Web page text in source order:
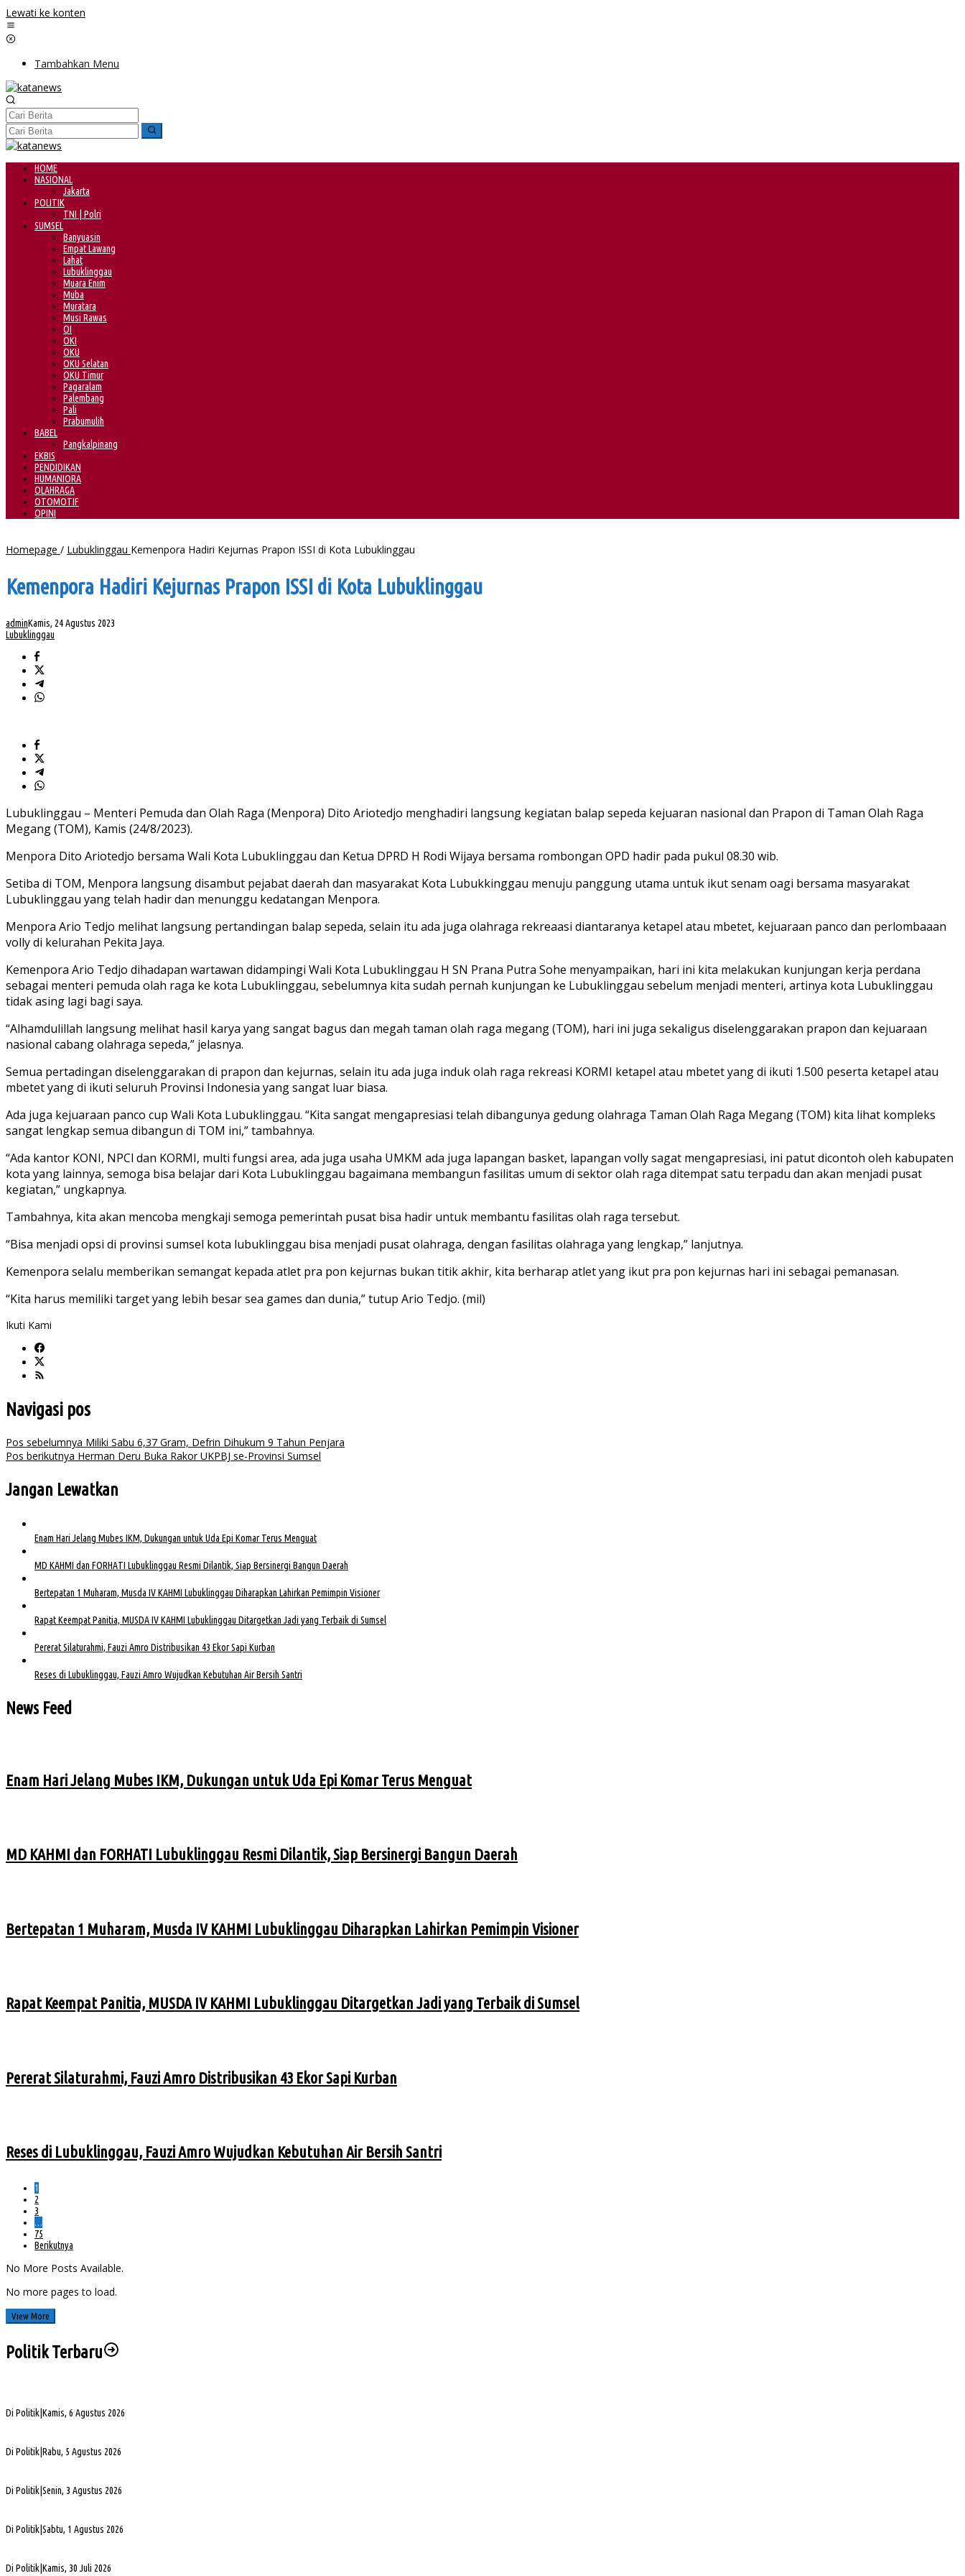
Lewati ke konten
Tambahkan Menu
HOME
NASIONAL
Jakarta
POLITIK
TNI | Polri
SUMSEL
Banyuasin
Empat Lawang
Lahat
Lubuklinggau
Muara Enim
Muba
Muratara
Musi Rawas
OI
OKI
OKU
OKU Selatan
OKU Timur
Pagaralam
Palembang
Pali
Prabumulih
BABEL
Pangkalpinang
EKBIS
PENDIDIKAN
HUMANIORA
OLAHRAGA
OTOMOTIF
OPINI
Homepage / Lubuklinggau Kemenpora Hadiri Kejurnas Prapon ISSI di Kota Lubuklinggau
Kemenpora Hadiri Kejurnas Prapon ISSI di Kota Lubuklinggau
adminKamis, 24 Agustus 2023
Lubuklinggau
Lubuklinggau – Menteri Pemuda dan Olah Raga (Menpora) Dito Ariotedjo menghadiri langsung kegiatan balap sepeda kejuaran nasional dan Prapon di Taman Olah Raga
Megang (TOM), Kamis (24/8/2023).
Menpora Dito Ariotedjo bersama Wali Kota Lubuklinggau dan Ketua DPRD H Rodi Wijaya bersama rombongan OPD hadir pada pukul 08.30 wib.
Setiba di TOM, Menpora langsung disambut pejabat daerah dan masyarakat Kota Lubukkinggau menuju panggung utama untuk ikut senam oagi bersama masyarakat
Lubuklinggau yang telah hadir dan menunggu kedatangan Menpora.
Menpora Ario Tedjo melihat langsung pertandingan balap sepeda, selain itu ada juga olahraga rekreaasi diantaranya ketapel atau mbetet, kejuaraan panco dan perlombaaan
volly di kelurahan Pekita Jaya.
Kemenpora Ario Tedjo dihadapan wartawan didampingi Wali Kota Lubuklinggau H SN Prana Putra Sohe menyampaikan, hari ini kita melakukan kunjungan kerja perdana
sebagai menteri pemuda olah raga ke kota Lubuklinggau, sebelumnya kita sudah pernah kunjungan ke Lubuklinggau sebelum menjadi menteri, artinya kota Lubuklinggau
tidak asing lagi bagi saya.
“Alhamdulillah langsung melihat hasil karya yang sangat bagus dan megah taman olah raga megang (TOM), hari ini juga sekaligus diselenggarakan prapon dan kejuaraan
nasional cabang olahraga sepeda,” jelasnya.
Semua pertadingan diselenggarakan di prapon dan kejurnas, selain itu ada juga induk olah raga rekreasi KORMI ketapel atau mbetet yang di ikuti 1.500 peserta ketapel atau
mbetet yang di ikuti seluruh Provinsi Indonesia yang sangat luar biasa.
Ada juga kejuaraan panco cup Wali Kota Lubuklinggau. “Kita sangat mengapresiasi telah dibangunya gedung olahraga Taman Olah Raga Megang (TOM) kita lihat kompleks
sangat lengkap semua dibangun di TOM ini,” tambahnya.
“Ada kantor KONI, NPCl dan KORMI, multi fungsi area, ada juga usaha UMKM ada juga lapangan basket, lapangan volly sagat mengapresiasi, ini patut dicontoh oleh kabupaten
kota yang lainnya, semoga bisa belajar dari Kota Lubuklinggau bagaimana membangun fasilitas umum di sektor olah raga ditempat satu terpadu dan akan menjadi pusat
kegiatan,” ungkapnya.
Tambahnya, kita akan mencoba mengkaji semoga pemerintah pusat bisa hadir untuk membantu fasilitas olah raga tersebut.
“Bisa menjadi opsi di provinsi sumsel kota lubuklinggau bisa menjadi pusat olahraga, dengan fasilitas olahraga yang lengkap,” lanjutnya.
Kemenpora selalu memberikan semangat kepada atlet pra pon kejurnas bukan titik akhir, kita berharap atlet yang ikut pra pon kejurnas hari ini sebagai pemanasan.
“Kita harus memiliki target yang lebih besar sea games dan dunia,” tutup Ario Tedjo. (mil)
Ikuti Kami
Navigasi pos
Pos sebelumnya Miliki Sabu 6,37 Gram, Defrin Dihukum 9 Tahun Penjara
Pos berikutnya Herman Deru Buka Rakor UKPBJ se-Provinsi Sumsel
Jangan Lewatkan
Enam Hari Jelang Mubes IKM, Dukungan untuk Uda Epi Komar Terus Menguat
MD KAHMI dan FORHATI Lubuklinggau Resmi Dilantik, Siap Bersinergi Bangun Daerah
Bertepatan 1 Muharam, Musda IV KAHMI Lubuklinggau Diharapkan Lahirkan Pemimpin Visioner
Rapat Keempat Panitia, MUSDA IV KAHMI Lubuklinggau Ditargetkan Jadi yang Terbaik di Sumsel
Pererat Silaturahmi, Fauzi Amro Distribusikan 43 Ekor Sapi Kurban
Reses di Lubuklinggau, Fauzi Amro Wujudkan Kebutuhan Air Bersih Santri
News Feed
Enam Hari Jelang Mubes IKM, Dukungan untuk Uda Epi Komar Terus Menguat
MD KAHMI dan FORHATI Lubuklinggau Resmi Dilantik, Siap Bersinergi Bangun Daerah
Bertepatan 1 Muharam, Musda IV KAHMI Lubuklinggau Diharapkan Lahirkan Pemimpin Visioner
Rapat Keempat Panitia, MUSDA IV KAHMI Lubuklinggau Ditargetkan Jadi yang Terbaik di Sumsel
Pererat Silaturahmi, Fauzi Amro Distribusikan 43 Ekor Sapi Kurban
Reses di Lubuklinggau, Fauzi Amro Wujudkan Kebutuhan Air Bersih Santri
1
2
3
…
75
Berikutnya
No More Posts Available.
No more pages to load.
View More
Politik Terbaru
Di Politik Kamis, 6 Agustus 2026
Di Politik Rabu, 5 Agustus 2026
Di Politik Senin, 3 Agustus 2026
Di Politik Sabtu, 1 Agustus 2026
Di Politik Kamis, 30 Juli 2026